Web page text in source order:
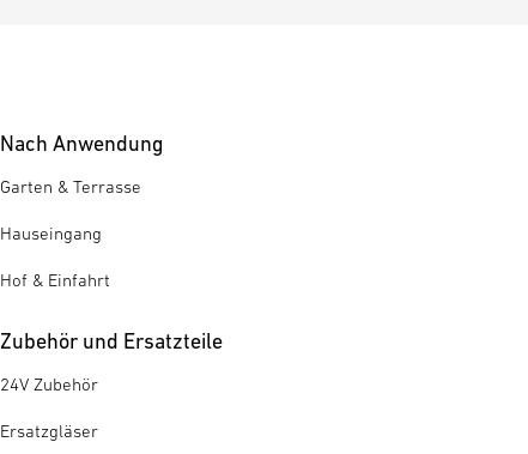
Nach Anwendung
Garten & Terrasse
Hauseingang
Hof & Einfahrt
Zubehör und Ersatzteile
24V Zubehör
Ersatzgläser